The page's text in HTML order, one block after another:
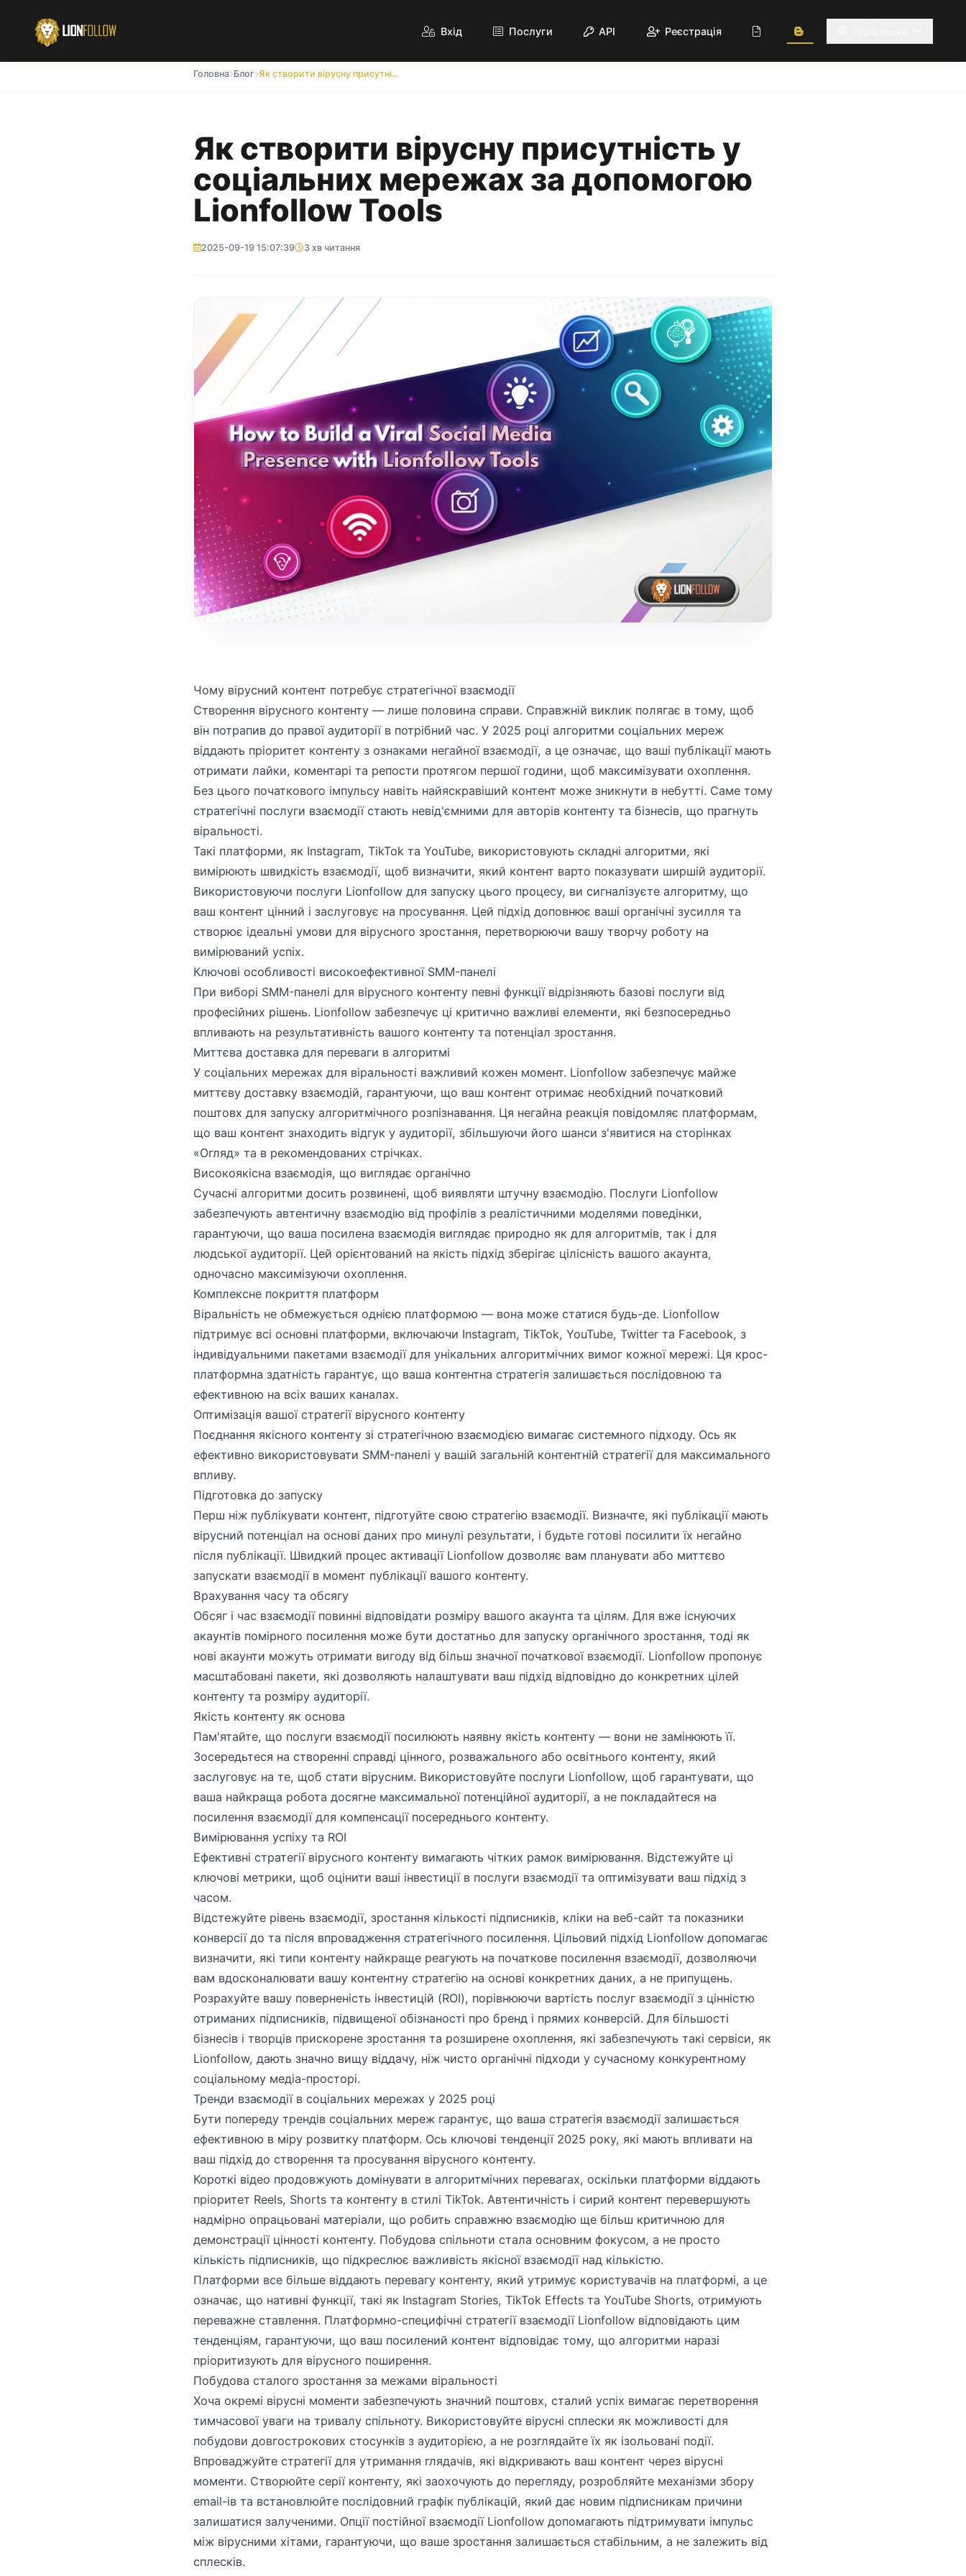
Вхід Послуги API Реєстрація
Головна Блог Як створити вірусну присутність у соціальних мережах за допомогою Lionfollow Tools
Як створити вірусну присутність у
соціальних мережах за допомогою
Lionfollow Tools
2025-09-19 15:07:39 3 хв читання
Чому вірусний контент потребує стратегічної взаємодії
Створення вірусного контенту — лише половина справи. Справжній виклик полягає в тому, щоб
він потрапив до правої аудиторії в потрібний час. У 2025 році алгоритми соціальних мереж
віддають пріоритет контенту з ознаками негайної взаємодії, а це означає, що ваші публікації мають
отримати лайки, коментарі та репости протягом першої години, щоб максимізувати охоплення.
Без цього початкового імпульсу навіть найяскравіший контент може зникнути в небутті. Саме тому
стратегічні послуги взаємодії стають невід'ємними для авторів контенту та бізнесів, що прагнуть
віральності.
Такі платформи, як Instagram, TikTok та YouTube, використовують складні алгоритми, які
вимірюють швидкість взаємодії, щоб визначити, який контент варто показувати ширшій аудиторії.
Використовуючи послуги Lionfollow для запуску цього процесу, ви сигналізуєте алгоритму, що
ваш контент цінний і заслуговує на просування. Цей підхід доповнює ваші органічні зусилля та
створює ідеальні умови для вірусного зростання, перетворюючи вашу творчу роботу на
вимірюваний успіх.
Ключові особливості високоефективної SMM-панелі
При виборі SMM-панелі для вірусного контенту певні функції відрізняють базові послуги від
професійних рішень. Lionfollow забезпечує ці критично важливі елементи, які безпосередньо
впливають на результативність вашого контенту та потенціал зростання.
Миттєва доставка для переваги в алгоритмі
У соціальних мережах для віральності важливий кожен момент. Lionfollow забезпечує майже
миттєву доставку взаємодій, гарантуючи, що ваш контент отримає необхідний початковий
поштовх для запуску алгоритмічного розпізнавання. Ця негайна реакція повідомляє платформам,
що ваш контент знаходить відгук у аудиторії, збільшуючи його шанси з'явитися на сторінках
«Огляд» та в рекомендованих стрічках.
Високоякісна взаємодія, що виглядає органічно
Сучасні алгоритми досить розвинені, щоб виявляти штучну взаємодію. Послуги Lionfollow
забезпечують автентичну взаємодію від профілів з реалістичними моделями поведінки,
гарантуючи, що ваша посилена взаємодія виглядає природно як для алгоритмів, так і для
людської аудиторії. Цей орієнтований на якість підхід зберігає цілісність вашого акаунта,
одночасно максимізуючи охоплення.
Комплексне покриття платформ
Віральність не обмежується однією платформою — вона може статися будь-де. Lionfollow
підтримує всі основні платформи, включаючи Instagram, TikTok, YouTube, Twitter та Facebook, з
індивідуальними пакетами взаємодії для унікальних алгоритмічних вимог кожної мережі. Ця крос-
платформна здатність гарантує, що ваша контентна стратегія залишається послідовною та
ефективною на всіх ваших каналах.
Оптимізація вашої стратегії вірусного контенту
Поєднання якісного контенту зі стратегічною взаємодією вимагає системного підходу. Ось як
ефективно використовувати SMM-панелі у вашій загальній контентній стратегії для максимального
впливу.
Підготовка до запуску
Перш ніж публікувати контент, підготуйте свою стратегію взаємодії. Визначте, які публікації мають
вірусний потенціал на основі даних про минулі результати, і будьте готові посилити їх негайно
після публікації. Швидкий процес активації Lionfollow дозволяє вам планувати або миттєво
запускати взаємодії в момент публікації вашого контенту.
Врахування часу та обсягу
Обсяг і час взаємодії повинні відповідати розміру вашого акаунта та цілям. Для вже існуючих
акаунтів помірного посилення може бути достатньо для запуску органічного зростання, тоді як
нові акаунти можуть отримати вигоду від більш значної початкової взаємодії. Lionfollow пропонує
масштабовані пакети, які дозволяють налаштувати ваш підхід відповідно до конкретних цілей
контенту та розміру аудиторії.
Якість контенту як основа
Пам'ятайте, що послуги взаємодії посилюють наявну якість контенту — вони не замінюють її.
Зосередьтеся на створенні справді цінного, розважального або освітнього контенту, який
заслуговує на те, щоб стати вірусним. Використовуйте послуги Lionfollow, щоб гарантувати, що
ваша найкраща робота досягне максимальної потенційної аудиторії, а не покладайтеся на
посилення взаємодії для компенсації посереднього контенту.
Вимірювання успіху та ROI
Ефективні стратегії вірусного контенту вимагають чітких рамок вимірювання. Відстежуйте ці
ключові метрики, щоб оцінити ваші інвестиції в послуги взаємодії та оптимізувати ваш підхід з
часом.
Відстежуйте рівень взаємодії, зростання кількості підписників, кліки на веб-сайт та показники
конверсії до та після впровадження стратегічного посилення. Цільовий підхід Lionfollow допомагає
визначити, які типи контенту найкраще реагують на початкове посилення взаємодії, дозволяючи
вам вдосконалювати вашу контентну стратегію на основі конкретних даних, а не припущень.
Розрахуйте вашу поверненість інвестицій (ROI), порівнюючи вартість послуг взаємодії з цінністю
отриманих підписників, підвищеної обізнаності про бренд і прямих конверсій. Для більшості
бізнесів і творців прискорене зростання та розширене охоплення, які забезпечують такі сервіси, як
Lionfollow, дають значно вищу віддачу, ніж чисто органічні підходи у сучасному конкурентному
соціальному медіа-просторі.
Тренди взаємодії в соціальних мережах у 2025 році
Бути попереду трендів соціальних мереж гарантує, що ваша стратегія взаємодії залишається
ефективною в міру розвитку платформ. Ось ключові тенденції 2025 року, які мають впливати на
ваш підхід до створення та просування вірусного контенту.
Короткі відео продовжують домінувати в алгоритмічних перевагах, оскільки платформи віддають
пріоритет Reels, Shorts та контенту в стилі TikTok. Автентичність і сирий контент перевершують
надмірно опрацьовані матеріали, що робить справжню взаємодію ще більш критичною для
демонстрації цінності контенту. Побудова спільноти стала основним фокусом, а не просто
кількість підписників, що підкреслює важливість якісної взаємодії над кількістю.
Платформи все більше віддають перевагу контенту, який утримує користувачів на платформі, а це
означає, що нативні функції, такі як Instagram Stories, TikTok Effects та YouTube Shorts, отримують
переважне ставлення. Платформно-специфічні стратегії взаємодії Lionfollow відповідають цим
тенденціям, гарантуючи, що ваш посилений контент відповідає тому, що алгоритми наразі
пріоритизують для вірусного поширення.
Побудова сталого зростання за межами віральності
Хоча окремі вірусні моменти забезпечують значний поштовх, сталий успіх вимагає перетворення
тимчасової уваги на тривалу спільноту. Використовуйте вірусні сплески як можливості для
побудови довгострокових стосунків з аудиторією, а не розглядайте їх як ізольовані події.
Впроваджуйте стратегії для утримання глядачів, які відкривають ваш контент через вірусні
моменти. Створюйте серії контенту, які заохочують до перегляду, розробляйте механізми збору
email-ів та встановлюйте послідовний графік публікацій, який дає новим підписникам причини
залишатися залученими. Опції постійної взаємодії Lionfollow допомагають підтримувати імпульс
між вірусними хітами, гарантуючи, що ваше зростання залишається стабільним, а не залежить від
сплесків.